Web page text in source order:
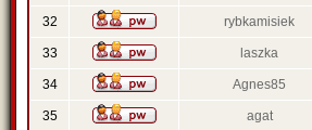
32 rybkamisiek
33 laszka
34 Agnes85
35 agat